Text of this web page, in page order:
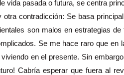
vida pasada o futura, se centra
otra contradicción: Se basa
son malos en estrategias
Se me hace raro que
en el presente. Sin
Cabría esperar que fuera al